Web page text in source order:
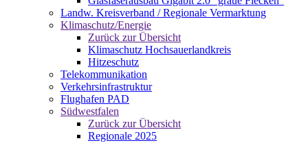
Landw. Kreisverband / Regionale Vermarktung
Klimaschutz/Energie
Zurück zur Übersicht
Klimaschutz Hochsauerlandkreis
Hitzeschutz
Telekommunikation
Verkehrsinfrastruktur
Flughafen PAD
Südwestfalen
Zurück zur Übersicht
Regionale 2025